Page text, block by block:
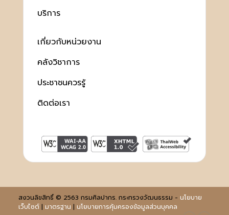
บริการ
เกี่ยวกับหน่วยงาน
คลังวิชาการ
ประชาชนควรรู้
ติดต่อเรา
สงวนลิขสิทธิ์ © 2563 กรมศิลปากร. กระทรวงวัฒนธรรม - นโยบาย
เว็บไซต์| มาตรฐาน | นโยบายการคุ้มครองข้อมูลส่วนบุคคล